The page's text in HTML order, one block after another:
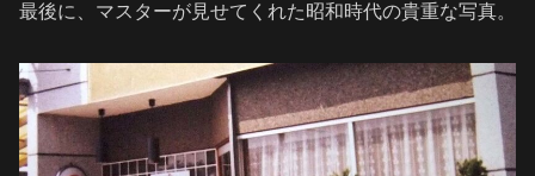
最後に、マスターが見せてくれた昭和時代の貴重な写真。